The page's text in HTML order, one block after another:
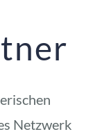
Netzwerk